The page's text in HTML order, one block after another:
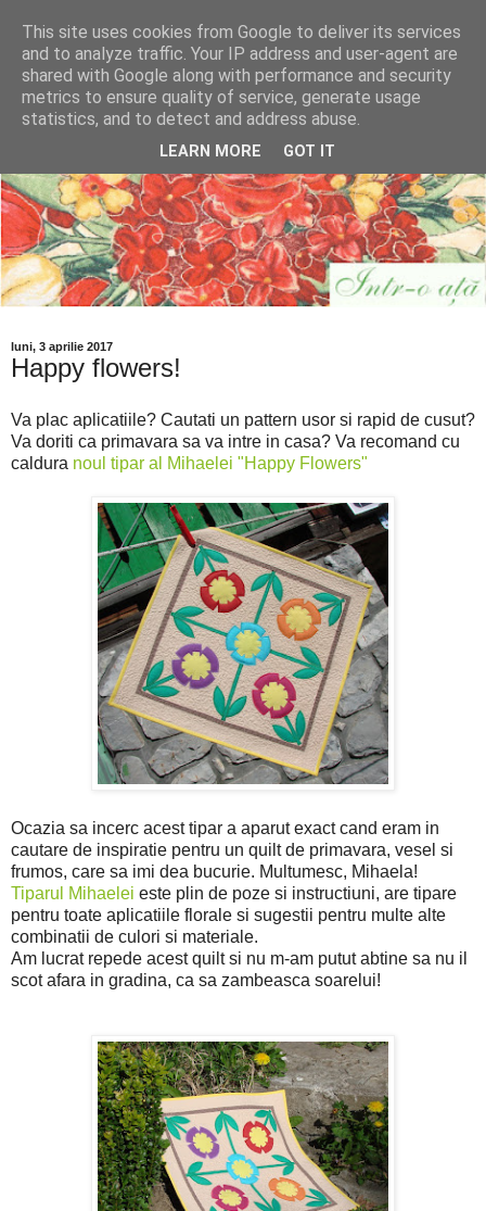
luni, 3 aprilie 2017
Happy flowers!
Va plac aplicatiile? Cautati un pattern usor si rapid de cusut?
Va doriti ca primavara sa va intre in casa? Va recomand cu
caldura noul tipar al Mihaelei "Happy Flowers"
Ocazia sa incerc acest tipar a aparut exact cand eram in
cautare de inspiratie pentru un quilt de primavara, vesel si
frumos, care sa imi dea bucurie. Multumesc, Mihaela!
Tiparul Mihaelei este plin de poze si instructiuni, are tipare
pentru toate aplicatiile florale si sugestii pentru multe alte
combinatii de culori si materiale.
Am lucrat repede acest quilt si nu m-am putut abtine sa nu il
scot afara in gradina, ca sa zambeasca soarelui!
This site uses cookies from Google to deliver its services
and to analyze traffic. Your IP address and user-agent are
shared with Google along with performance and security
metrics to ensure quality of service, generate usage
statistics, and to detect and address abuse.
LEARN MORE GOT IT